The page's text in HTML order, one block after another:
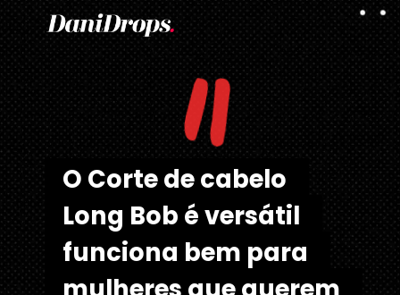
"
O Corte de cabelo
Long Bob é versátil
funciona bem para
O Corte de cabelo
Long Bob é versátil
funciona bem para